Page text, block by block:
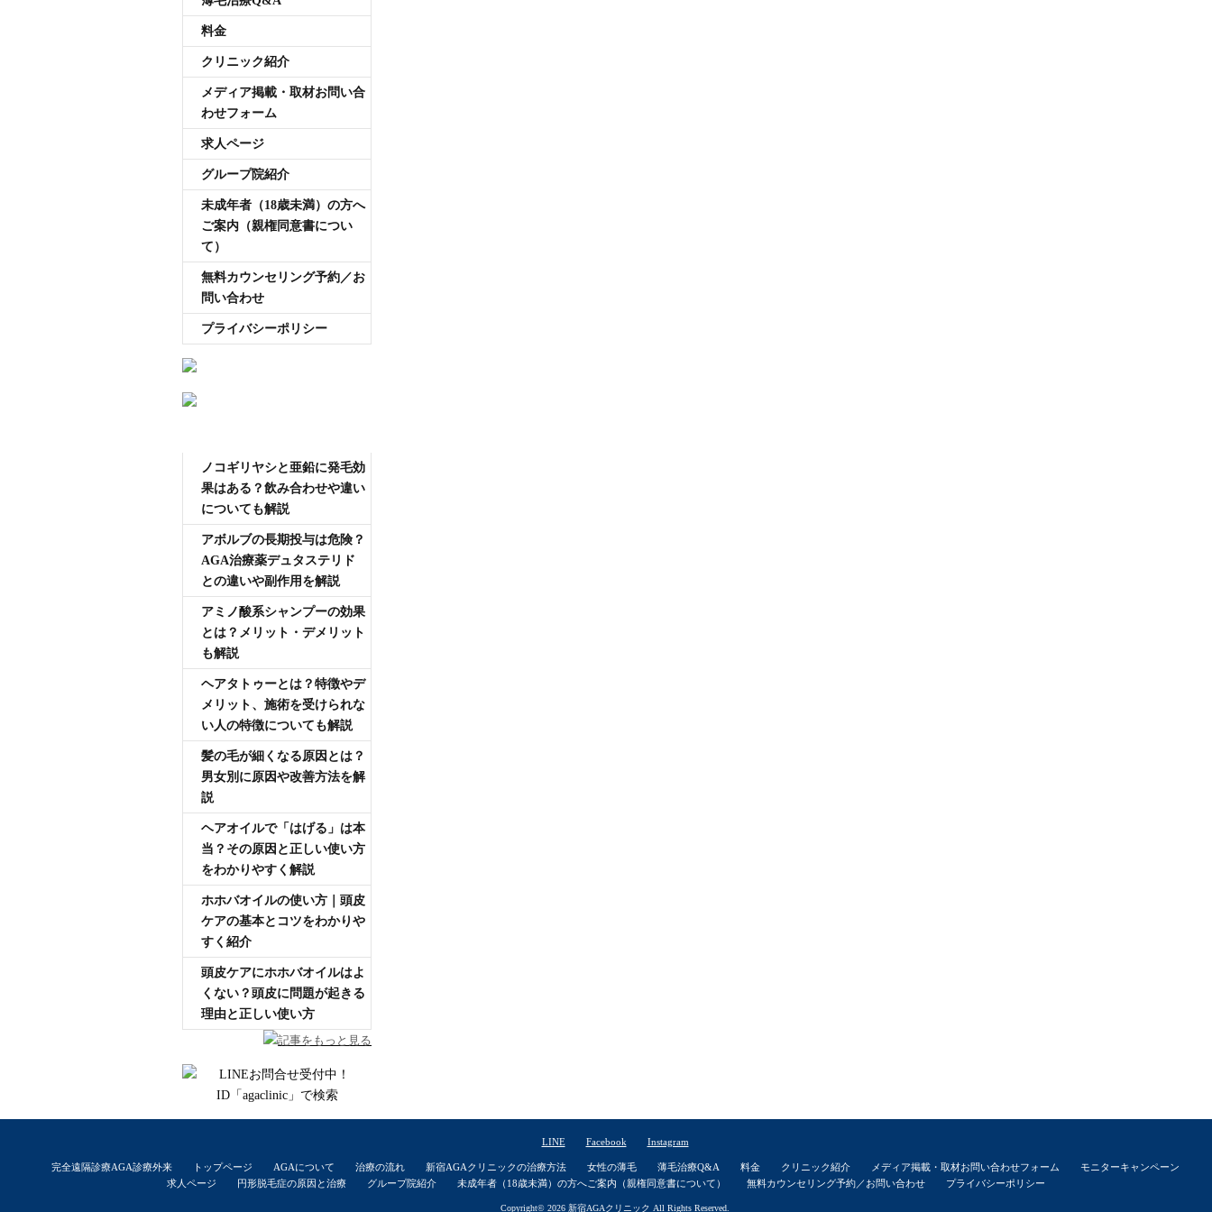
受付時間11:00~20:00 年中無休
料金
クリニック紹介
メディア掲載・取材お問い合
わせフォーム
求人ページ
グループ院紹介
未成年者（18歳未満）の方へ
ご案内（親権同意書につい
て）
無料カウンセリング予約／お
問い合わせ
プライバシーポリシー
ノコギリヤシと亜鉛に発毛効
果はある？飲み合わせや違い
についても解説
アボルブの長期投与は危険？
AGA治療薬デュタステリド
との違いや副作用を解説
アミノ酸系シャンプーの効果
とは？メリット・デメリット
も解説
ヘアタトゥーとは？特徴やデ
メリット、施術を受けられな
い人の特徴についても解説
髪の毛が細くなる原因とは？
男女別に原因や改善方法を解
説
ヘアオイルで「はげる」は本
当？その原因と正しい使い方
をわかりやすく解説
ホホバオイルの使い方｜頭皮
ケアの基本とコツをわかりや
すく紹介
頭皮ケアにホホバオイルはよ
くない？頭皮に問題が起きる
理由と正しい使い方
記事をもっと見る
LINE Facebook Instagram
完全遠隔診療AGA診療外来 トップページ AGAについて 治療の流れ 新宿AGAクリニックの治療方法 女性の薄毛 薄毛治療Q&A 料金 クリニック紹介 メディア掲載・取材お問い合わせフォーム
モニターキャンペーン
求人ページ
円形脱毛症の原因と治療 グループ院紹介 未成年者（18歳未満）の方へご案内（親権同意書について） 無料カウンセリング予約／お問い合わせ プライバシーポリシー
Copyright© 2026 新宿AGAクリニック All Rights Reserved.